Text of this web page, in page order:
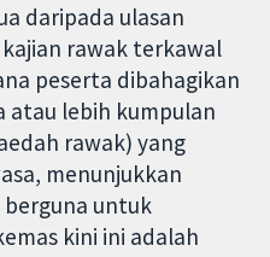
daripada ulasan
rawak terkawal
peserta dibahagikan
atau lebih kumpulan
rawak) yang
menunjukkan
berguna untuk
kini ini adalah